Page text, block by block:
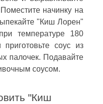
начинку на
"Киш Лорен"
температуре 180
соус из
палочек. Подавайте
соусом.
"Киш